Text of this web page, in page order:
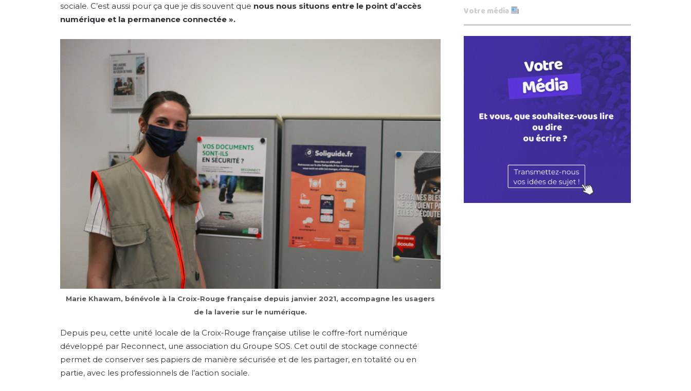
sociale. C’est aussi pour ça que je dis souvent que nous nous situons entre le point d’accès
numérique et la permanence connectée ».
Marie Khawam, bénévole à la Croix-Rouge française depuis janvier 2021, accompagne les usagers
de la laverie sur le numérique.
Depuis peu, cette unité locale de la Croix-Rouge française utilise le coffre-fort numérique
développé par Reconnect, une association du Groupe SOS. Cet outil de stockage connecté
permet de conserver ses papiers de manière sécurisée et de les partager, en totalité ou en
partie, avec les professionnels de l’action sociale.
Votre média